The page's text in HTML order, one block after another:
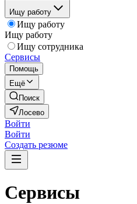
Ищу работу
Ищу работу
Ищу работу
Ищу сотрудника
Сервисы
Помощь
Ещё
Поиск
Лосево
Войти
Войти
Создать резюме
Сервисы